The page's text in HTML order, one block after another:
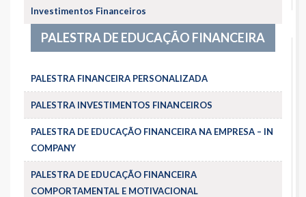
Investimentos Financeiros
PALESTRA DE EDUCAÇÃO FINANCEIRA
PALESTRA FINANCEIRA PERSONALIZADA
PALESTRA INVESTIMENTOS FINANCEIROS
PALESTRA DE EDUCAÇÃO FINANCEIRA NA EMPRESA – IN
COMPANY
PALESTRA DE EDUCAÇÃO FINANCEIRA
COMPORTAMENTAL E MOTIVACIONAL